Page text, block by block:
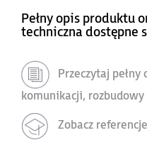
Pełny opis produktu
techniczna dostępne
Przeczytaj pełny
komunikacji, rozbudowy
Zobacz